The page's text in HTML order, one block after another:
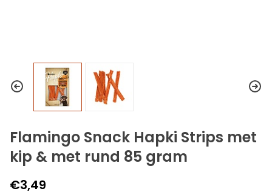
Flamingo Snack Hapki Strips met
kip & met rund 85 gram
€3,49